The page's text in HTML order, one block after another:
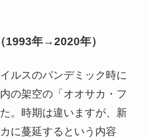
1993年→2020年）
ルスのパンデミック時に
の架空の「オオサカ・フ
。時期は違いますが、新
に蔓延するという内容